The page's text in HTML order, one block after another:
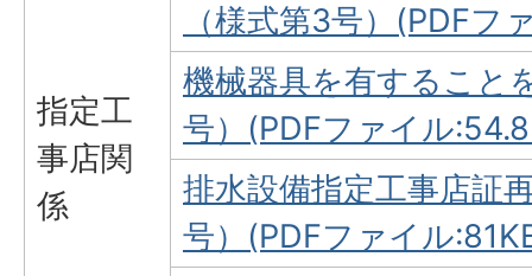
指定工
事店関
係
（様式第3号）(PDFフ
機械器具を有すること
号）(PDFファイル
排水設備指定工事店証
号）(PDFファイル